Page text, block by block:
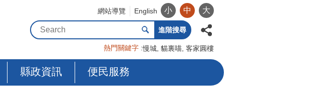
網站導覽 English 小 中 大
進階搜尋
熱門關鍵字 慢城 貓裏喵 客家圓樓
縣政資訊 便民服務